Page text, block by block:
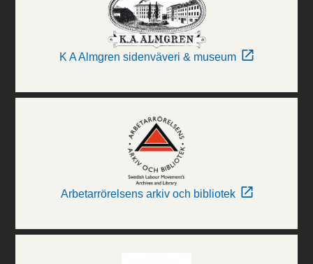
K A Almgren sidenväveri & museum
Arbetarrörelsens arkiv och bibliotek